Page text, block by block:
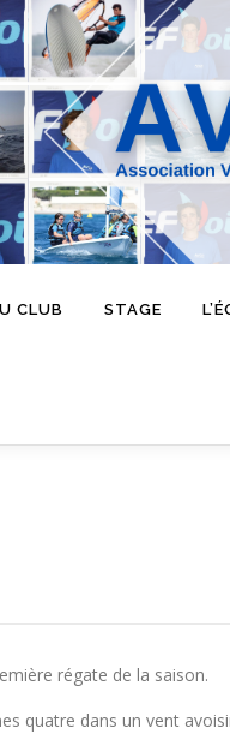
CLUB STAGE
régate de la saison.
quatre dans un vent